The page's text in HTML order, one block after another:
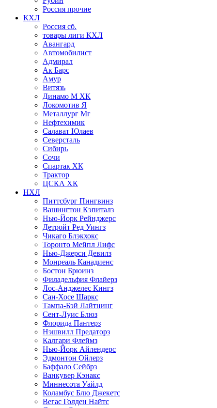
Россия прочие
КХЛ
Россия сб.
товары лиги КХЛ
Авангард
Автомобилист
Адмирал
Ак Барс
Амур
Витязь
Динамо М ХК
Локомотив Я
Металлург Мг
Нефтехимик
Салават Юлаев
Северсталь
Сибирь
Сочи
Спартак ХК
Трактор
ЦСКА ХК
НХЛ
Питтсбург Пингвинз
Вашингтон Кэпиталз
Нью-Йорк Рейнджерс
Детройт Ред Уингз
Чикаго Блэкхокс
Торонто Мейпл Лифс
Нью-Джерси Девилз
Монреаль Канадиенс
Бостон Брюинз
Филадельфия Флайерз
Лос-Анджелес Кингз
Сан-Хосе Шаркс
Тампа-Бэй Лайтнинг
Сент-Луис Блюз
Флорида Пантерз
Нэшвилл Предаторз
Калгари Флеймз
Нью-Йорк Айлендерс
Эдмонтон Ойлерз
Баффало Сейбрз
Ванкувер Кэнакс
Миннесота Уайлд
Коламбус Блю Джекетс
Вегас Голден Найтс